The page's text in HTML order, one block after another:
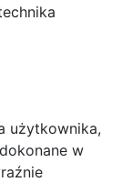
użytkownika,
w